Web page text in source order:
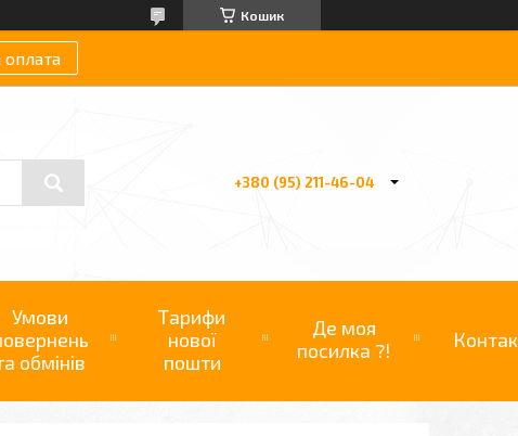
Кошик
оплата
+380 (95) 211-46-04
Умови
обмінів
Тарифи
нової
пошти
Де моя
посилка ?!